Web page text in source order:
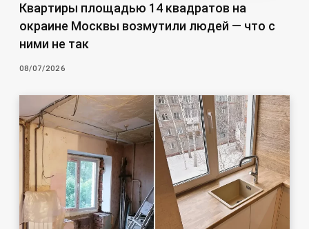
Квартиры площадью 14 квадратов на
окраине Москвы возмутили людей — что с
ними не так
08/07/2026